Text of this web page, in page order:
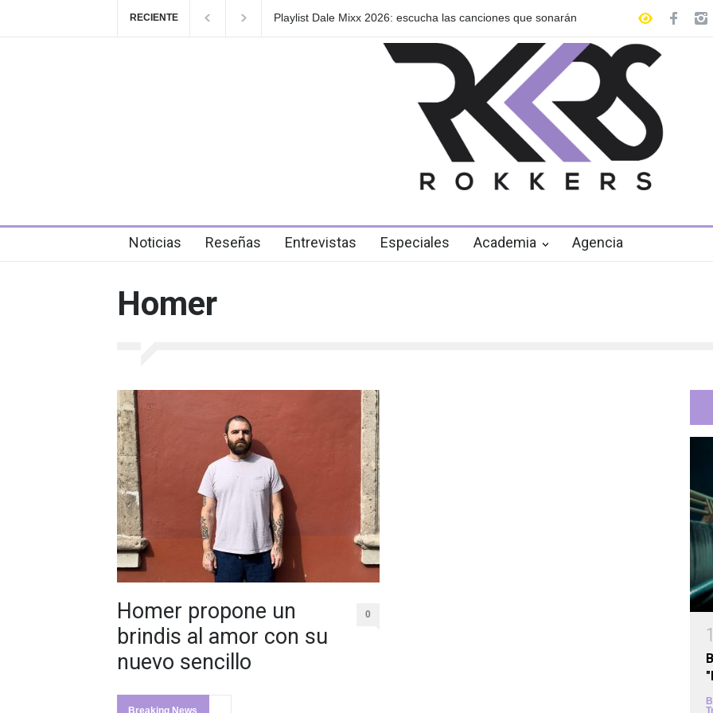
RECIENTE
Playlist Dale Mixx 2026: escucha las canciones que sonarán
GRLS anuncia su nuevo
Noticias Reseñas Entrevistas Especiales Academia Agencia
Homer
Homer propone un
brindis al amor con su
nuevo sencillo
0
Breaking News
1